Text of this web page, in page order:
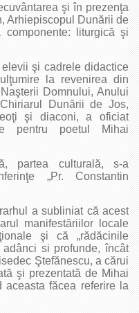
şi în prezenţa
Arhiepiscopul Dunării de
liturgică şi
şi cadrele didactice
la revenirea din
Domnului, Anului
Dunării de Jos,
şi diaconi, a oficiat
pentru poetul Mihai
partea culturală, s-a
„Pr. Constantin
a subliniat că acest
manifestăriilor locale
şi că „rădăcinile
si profunde, încât
Ştefănescu, a cărui
şi prezentată de Mihai
aceasta făcea referire la